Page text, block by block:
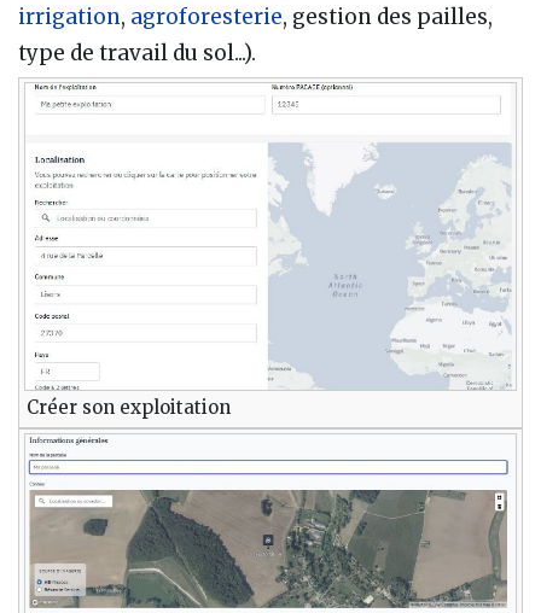
irrigation, agroforesterie, gestion des pailles,
type de travail du sol...).
Créer son exploitation